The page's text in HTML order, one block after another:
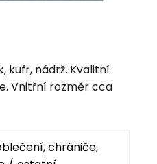
kufr, nádrž. Kvalitní
Vnitřní rozměr cca
chrániče,